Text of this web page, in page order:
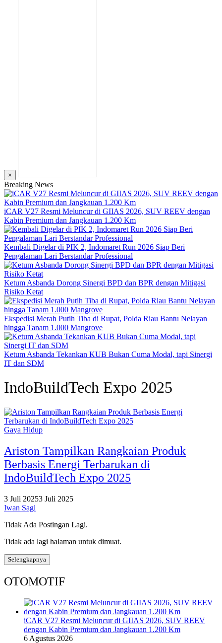
×
Breaking News
iCAR V27 Resmi Meluncur di GIIAS 2026, SUV REEV dengan
Kabin Premium dan Jangkauan 1.200 Km
Kembali Digelar di PIK 2, Indomaret Run 2026 Siap Beri
Pengalaman Lari Berstandar Professional
Ketum Asbanda Dorong Sinergi BPD dan BPR dengan Mitigasi
Risiko Ketat
Ekspedisi Merah Putih Tiba di Rupat, Polda Riau Bantu Nelayan
hingga Tanam 1.000 Mangrove
Ketum Asbanda Tekankan KUB Bukan Cuma Modal, tapi Sinergi
IT dan SDM
IndoBuildTech Expo 2025
Gaya Hidup
Ariston Tampilkan Rangkaian Produk
Berbasis Energi Terbarukan di
IndoBuildTech Expo 2025
3 Juli 20253 Juli 2025
Iwan Sagi
Tidak Ada Postingan Lagi.
Tidak ada lagi halaman untuk dimuat.
Selengkapnya
OTOMOTIF
iCAR V27 Resmi Meluncur di GIIAS 2026, SUV REEV
dengan Kabin Premium dan Jangkauan 1.200 Km
6 Agustus 2026